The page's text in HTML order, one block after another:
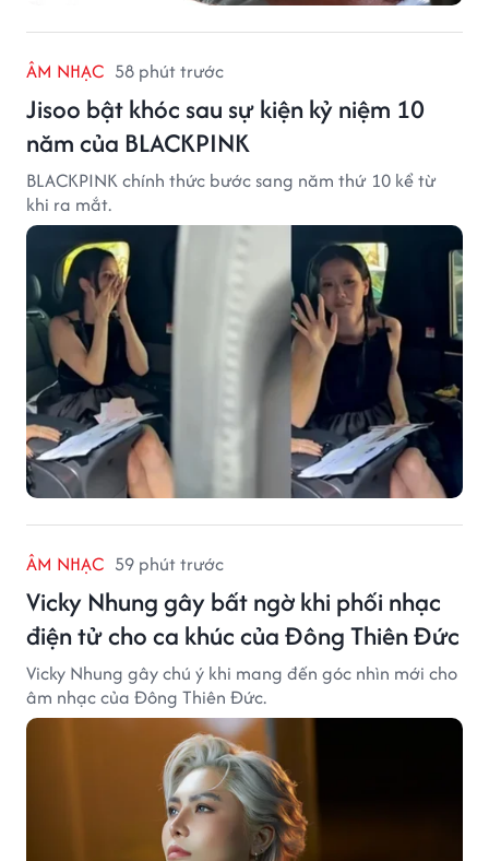
ÂM NHẠC 58 phút trước
Jisoo bật khóc sau sự kiện kỷ niệm 10
năm của BLACKPINK
BLACKPINK chính thức bước sang năm thứ 10 kể từ
khi ra mắt.
ÂM NHẠC 59 phút trước
Vicky Nhung gây bất ngờ khi phối nhạc
điện tử cho ca khúc của Đông Thiên Đức
Vicky Nhung gây chú ý khi mang đến góc nhìn mới cho
âm nhạc của Đông Thiên Đức.